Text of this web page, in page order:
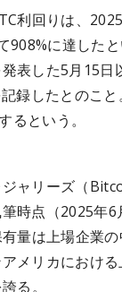
利回りは、
908%に達した
表した5月15日
録したとのこ
るという。
ャリーズ（
時点（2025年
量は上場企業の
メリカにおけ
る。